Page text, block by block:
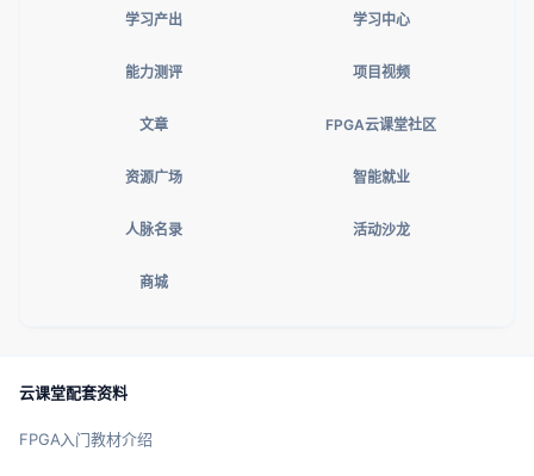
学习产出 学习中心
能力测评 项目视频
文章 FPGA云课堂社区
资源广场 智能就业
人脉名录 活动沙龙
商城
云课堂配套资料
FPGA入门教材介绍